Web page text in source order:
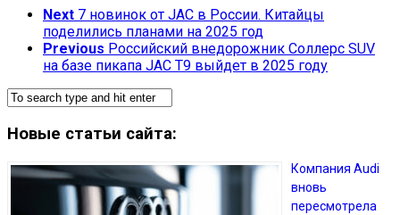
Next 7 новинок от JAC в России. Китайцы
поделились планами на 2025 год
Previous Российский внедорожник Соллерс SUV
на базе пикапа JAC T9 выйдет в 2025 году
Новые статьи сайта:
Компания Audi
вновь
пересмотрела